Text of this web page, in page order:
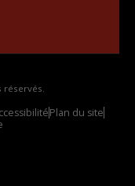
réservés.
Plan du site